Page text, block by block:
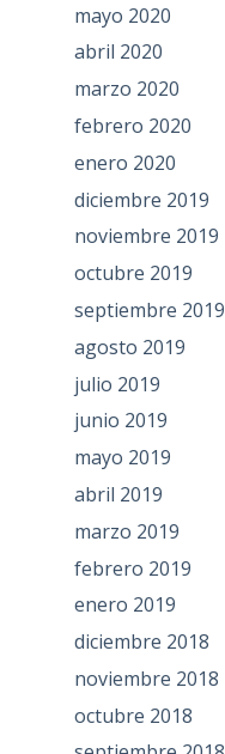
mayo 2020
abril 2020
marzo 2020
febrero 2020
enero 2020
diciembre 2019
noviembre 2019
octubre 2019
septiembre 2019
agosto 2019
julio 2019
junio 2019
mayo 2019
abril 2019
marzo 2019
febrero 2019
enero 2019
diciembre 2018
noviembre 2018
octubre 2018